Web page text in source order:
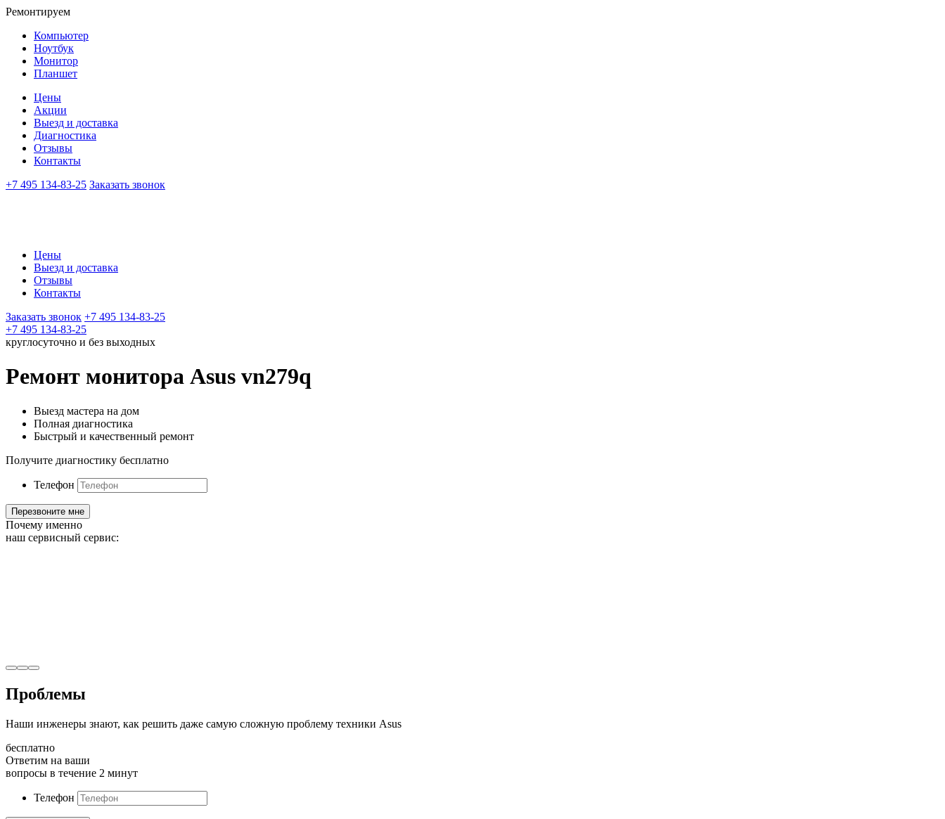
Ремонтируем
Компьютер
Ноутбук
Монитор
Планшет
Цены
Акции
Выезд и доставка
Диагностика
Отзывы
Контакты
+7 495 134-83-25 Заказать звонок
Цены
Выезд и доставка
Отзывы
Контакты
Заказать звонок +7 495 134-83-25
+7 495 134-83-25
круглосуточно и без выходных
Ремонт монитора Asus vn279q
Выезд мастера на дом
Полная диагностика
Быстрый и качественный ремонт
Получите диагностику бесплатно
Телефон
Почему именно
наш сервисный сервис:
Проблемы
Наши инженеры знают, как решить даже самую сложную проблему техники Asus
бесплатно
Ответим на ваши
вопросы в течение 2 минут
Телефон